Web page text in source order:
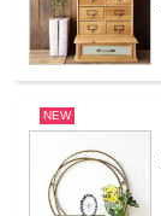
NEW